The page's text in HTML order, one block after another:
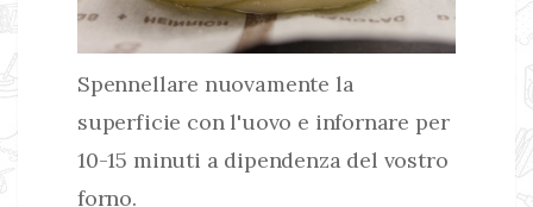
Spennellare nuovamente la
superficie con l'uovo e infornare per
10-15 minuti a dipendenza del vostro
forno.